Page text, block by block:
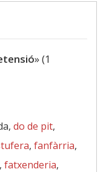
» (1
do de pit,
, fanfàrria,
, fatxenderia,